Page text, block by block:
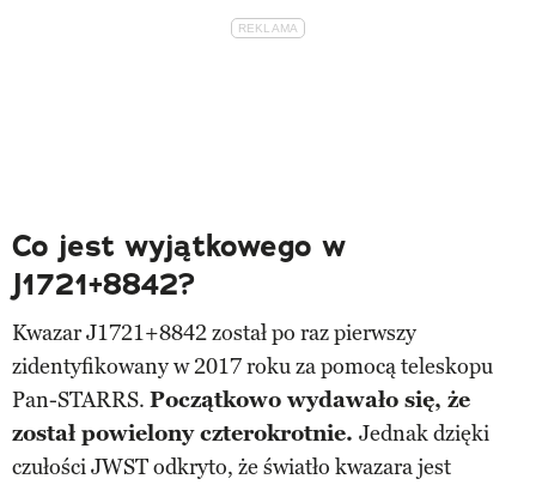
Co jest wyjątkowego w
J1721+8842?
Kwazar J1721+8842 został po raz pierwszy
zidentyfikowany w 2017 roku za pomocą teleskopu
Pan-STARRS. Początkowo wydawało się, że
został powielony czterokrotnie. Jednak dzięki
czułości JWST odkryto, że światło kwazara jest